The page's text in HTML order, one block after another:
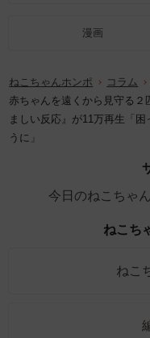
漫画
ねこちゃんホンポ コラム
赤ちゃんを遠くから見守る
ましい反応』が11万再生「
うに」
今日のねこちゃん
ねこち
ねこ